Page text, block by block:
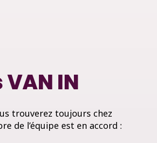
IN
trouverez toujours chez
de l’équipe est en accord :